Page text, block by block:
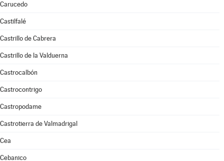
Carucedo
Castilfalé
Castrillo de Cabrera
Castrillo de la Valduerna
Castrocalbón
Castrocontrigo
Castropodame
Castrotierra de Valmadrigal
Cea
Cebanico